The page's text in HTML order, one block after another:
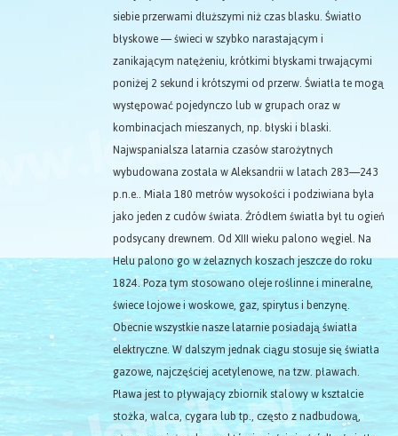
siebie przerwami dłuższymi niż czas blasku. Światło
błyskowe — świeci w szybko narastającym i
zanikającym natężeniu, krótkimi błyskami trwającymi
poniżej 2 sekund i krótszymi od przerw. Światła te mogą
występować pojedynczo lub w grupach oraz w
kombinacjach mieszanych, np. błyski i blaski.
Najwspanialsza latarnia czasów starożytnych
wybudowana została w Aleksandrii w latach 283—243
p.n.e.. Miała 180 metrów wysokości i podziwiana była
jako jeden z cudów świata. Źródłem światła był tu ogień
podsycany drewnem. Od XIII wieku palono węgiel. Na
Helu palono go w żelaznych koszach jeszcze do roku
1824. Poza tym stosowano oleje roślinne i mineralne,
świece łojowe i woskowe, gaz, spirytus i benzynę.
Obecnie wszystkie nasze latarnie posiadają światła
elektryczne. W dalszym jednak ciągu stosuje się światła
gazowe, najczęściej acetylenowe, na tzw. pławach.
Pława jest to pływający zbiornik stalowy w kształcie
stożka, walca, cygara lub tp., często z nadbudową,